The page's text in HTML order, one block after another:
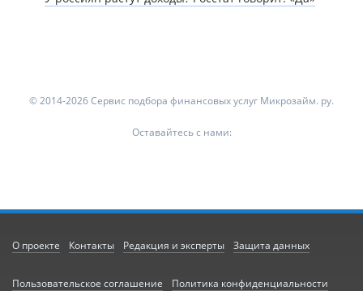
© 2014-2026 Сервис подбора финансовых услуг Микрозайм. ру.
Оставайтесь с нами:
О проекте Контакты Редакция и эксперты Защита данных
Пользовательское соглашение Политика конфиденциальности